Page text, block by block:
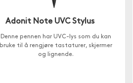
Adonit Note UVC Stylus
Denne pennen har UVC-lys som du kan
bruke til å rengjøre tastaturer, skjermer
og lignende.